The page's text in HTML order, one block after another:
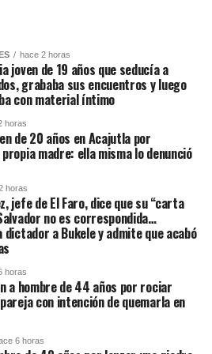
hace 2 horas
joven de 19 años que seducía a
grababa sus encuentros y luego
con material íntimo
horas
de 20 años en Acajutla por
madre: ella misma lo denunció
horas
jefe de El Faro, dice que su “carta
no es correspondida…
a Bukele y admite que acabó
horas
a hombre de 44 años por rociar
con intención de quemarla en
6 horas